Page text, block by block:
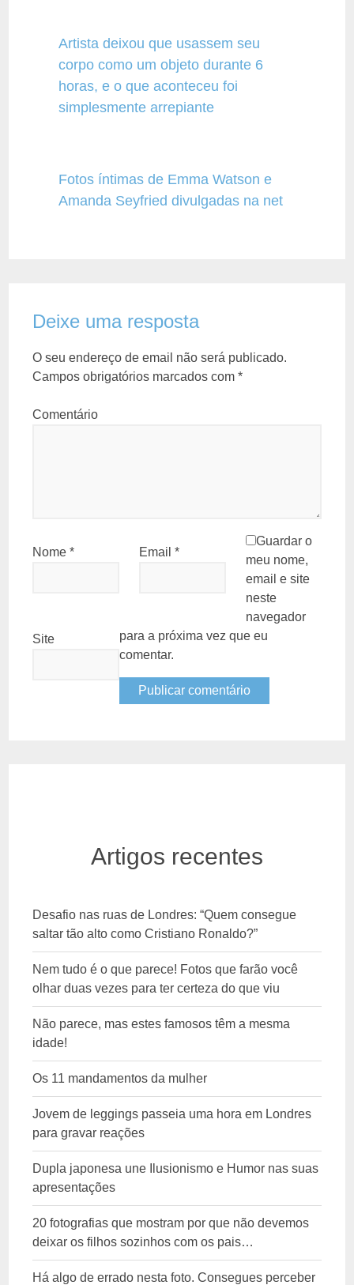
Artista deixou que usassem seu
corpo como um objeto durante 6
horas, e o que aconteceu foi
simplesmente arrepiante
Fotos íntimas de Emma Watson e
Amanda Seyfried divulgadas na net
Deixe uma resposta
O seu endereço de email não será publicado.
Campos obrigatórios marcados com*
Comentário
Nome* Email *
Site
Guardar o
meu nome,
email e site
neste
navegador
para a próxima vez que eu
comentar.
Artigos recentes
Desafio nas ruas de Londres: “Quem consegue
saltar tão alto como Cristiano Ronaldo?”
Nem tudo é o que parece! Fotos que farão você
olhar duas vezes para ter certeza do que viu
Não parece, mas estes famosos têm a mesma
idade!
Os 11 mandamentos da mulher
Jovem de leggings passeia uma hora em Londres
para gravar reações
Dupla japonesa une Ilusionismo e Humor nas suas
apresentações
20 fotografias que mostram por que não devemos
deixar os filhos sozinhos com os pais…
Há algo de errado nesta foto. Consegues perceber